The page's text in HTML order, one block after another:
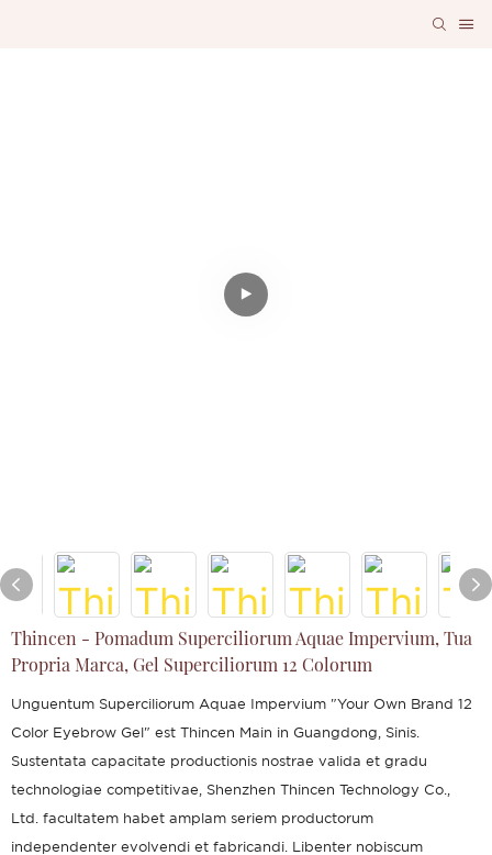
Thincen - Pomadum Superciliorum Aquae Impervium, Tua
Propria Marca, Gel Superciliorum 12 Colorum
Unguentum Superciliorum Aquae Impervium "Your Own Brand 12
Color Eyebrow Gel" est Thincen Main in Guangdong, Sinis.
Sustentata capacitate productionis nostrae valida et gradu
technologiae competitivae, Shenzhen Thincen Technology Co.,
Ltd. facultatem habet amplam seriem productorum
independenter evolvendi et fabricandi. Libenter nobiscum